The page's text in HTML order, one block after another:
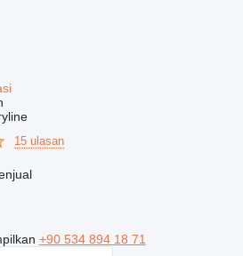
15 ulasan
+90 534 894 18 71